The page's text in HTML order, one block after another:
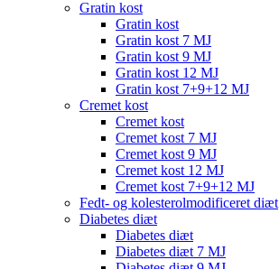
Gratin kost
Gratin kost
Gratin kost 7 MJ
Gratin kost 9 MJ
Gratin kost 12 MJ
Gratin kost 7+9+12 MJ
Cremet kost
Cremet kost
Cremet kost 7 MJ
Cremet kost 9 MJ
Cremet kost 12 MJ
Cremet kost 7+9+12 MJ
Fedt- og kolesterolmodificeret diæt
Diabetes diæt
Diabetes diæt
Diabetes diæt 7 MJ